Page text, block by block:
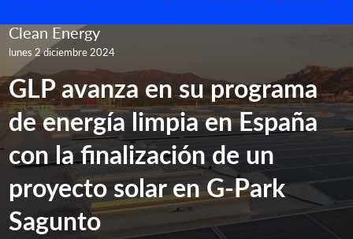
Clean Energy
lunes 2 diciembre 2024
GLP avanza en su programa
de energía limpia en España
con la finalización de un
proyecto solar en G-Park
Sagunto